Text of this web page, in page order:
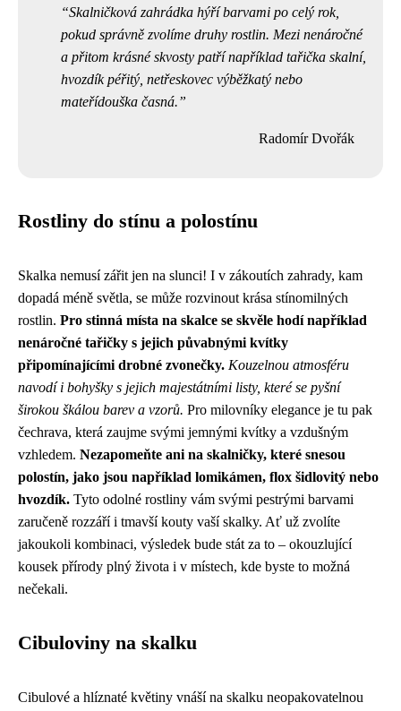
Skalničková zahrádka hýří barvami po celý rok,
pokud správně zvolíme druhy rostlin. Mezi nenáročné
a přitom krásné skvosty patří například tařička skalní,
hvozdík péřitý, netřeskovec výběžkatý nebo
mateřídouška časná.
Radomír Dvořák
Rostliny do stínu a polostínu
Skalka nemusí zářit jen na slunci! I v zákoutích zahrady, kam
dopadá méně světla, se může rozvinout krása stínomilných
rostlin. Pro stinná místa na skalce se skvěle hodí například
nenáročné tařičky s jejich půvabnými kvítky
připomínajícími drobné zvonečky. Kouzelnou atmosféru
navodí i bohyšky s jejich majestátními listy, které se pyšní
širokou škálou barev a vzorů. Pro milovníky elegance je tu pak
čechrava, která zaujme svými jemnými kvítky a vzdušným
vzhledem. Nezapomeňte ani na skalničky, které snesou
polostín, jako jsou například lomikámen, flox šidlovitý nebo
hvozdík. Tyto odolné rostliny vám svými pestrými barvami
zaručeně rozzáří i tmavší kouty vaší skalky. Ať už zvolíte
jakoukoli kombinaci, výsledek bude stát za to – okouzlující
kousek přírody plný života i v místech, kde byste to možná
nečekali.
Cibuloviny na skalku
Cibulové a hlíznaté květiny vnáší na skalku neopakovatelnou